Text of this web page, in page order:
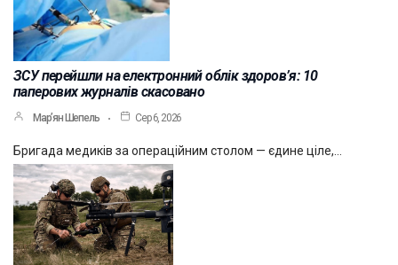
ЗСУ перейшли на електронний облік здоров’я: 10
паперових журналів скасовано
Мар’ян Шепель Сер 6, 2026
Бригада медиків за операційним столом — єдине ціле,…